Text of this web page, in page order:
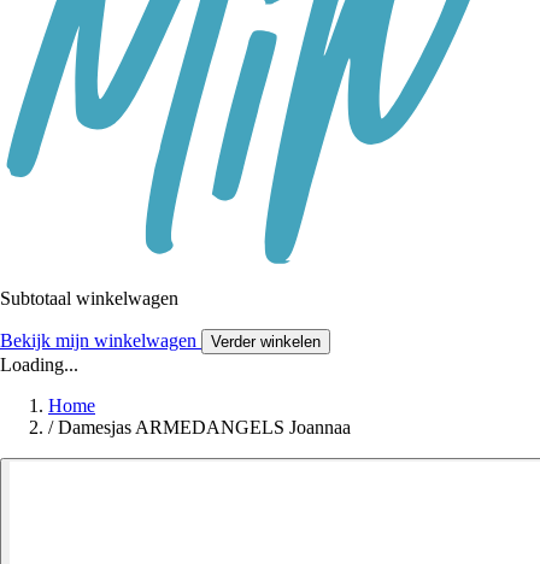
Subtotaal winkelwagen
Bekijk mijn winkelwagen Verder winkelen
Loading...
Home
/ Damesjas ARMEDANGELS Joannaa